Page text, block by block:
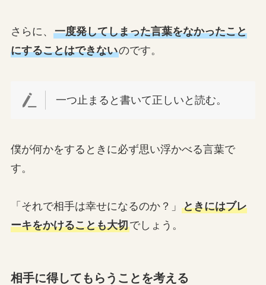
さらに、 一度発してしまった言葉をなかったこと
にすることはできないのです。
一つ止まると書いて正しいと読む。
僕が何かをするときに必ず思い浮かべる言葉で
す。
「それで相手は幸せになるのか？」 ときにはブレ
ーキをかけることも大切でしょう。
相手に得してもらうことを考える